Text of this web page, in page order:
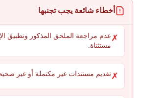
أخطاء شائعة يجب تجنبها
✗ عدم مراجعة الملحق المذكور وتطبيق
مستثناة.
✗تقديم مستندات غير مكتملة أو غير